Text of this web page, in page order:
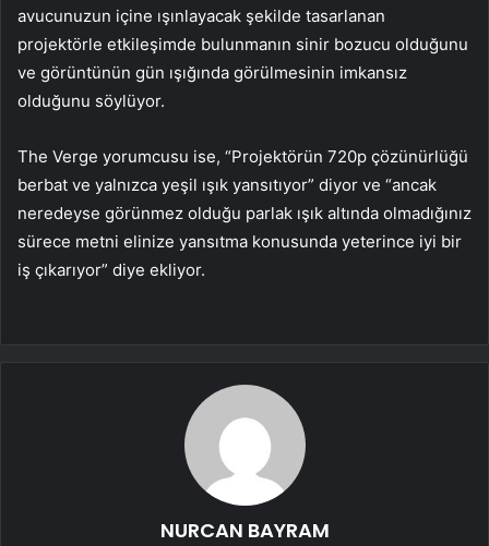
avucunuzun içine ışınlayacak şekilde tasarlanan
projektörle etkileşimde bulunmanın sinir bozucu olduğunu
ve görüntünün gün ışığında görülmesinin imkansız
olduğunu söylüyor.
The Verge yorumcusu ise, “Projektörün 720p çözünürlüğü
berbat ve yalnızca yeşil ışık yansıtıyor” diyor ve “ancak
neredeyse görünmez olduğu parlak ışık altında olmadığınız
sürece metni elinize yansıtma konusunda yeterince iyi bir
iş çıkarıyor” diye ekliyor.
NURCAN BAYRAM